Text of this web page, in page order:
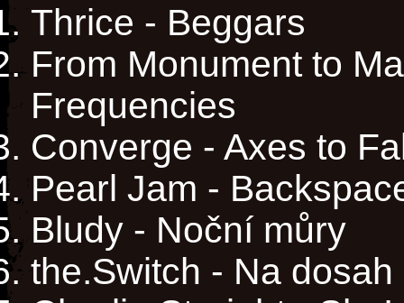
Thrice - Beggars
From Monument to
Frequencies
Converge - Axes to
Pearl Jam -
Bludy - Noční můry
the.Switch - Na dosah